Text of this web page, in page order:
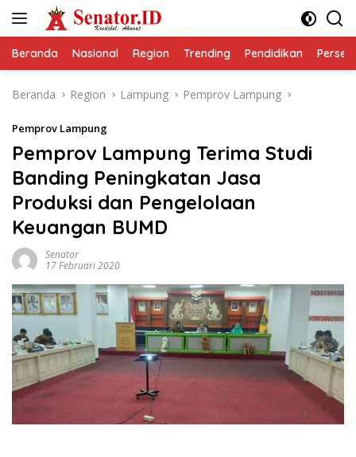
Beranda Nasional Region Trending Pendidikan
Beranda Region Lampung Pemprov Lampung
Pemprov Lampung
Pemprov Lampung Terima Studi
Banding Peningkatan Jasa
Produksi dan Pengelolaan
Keuangan BUMD
Senator
17 Februari 2020